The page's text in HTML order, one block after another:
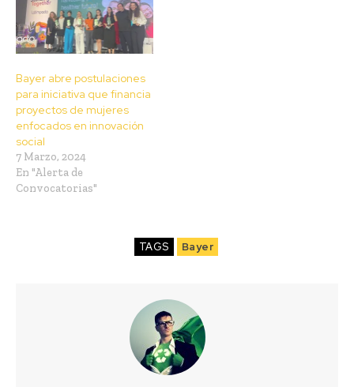
Bayer abre postulaciones
para iniciativa que financia
proyectos de mujeres
enfocados en innovación
social
7 Marzo, 2024
En "Alerta de
Convocatorias"
TAGS Bayer